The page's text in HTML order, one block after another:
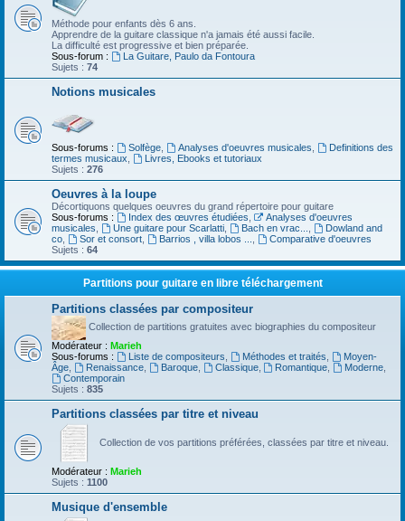
Méthode pour enfants dès 6 ans.
Apprendre de la guitare classique n'a jamais été aussi facile.
La difficulté est progressive et bien préparée.
Sous-forum :
La Guitare, Paulo da Fontoura
Sujets : 74
Notions musicales
Sous-forums : Solfège, Analyses d'oeuvres musicales
Definitions des
termes musicaux
Livres, Ebooks et tutoriaux
Sujets : 276
Oeuvres à la loupe
Décortiquons quelques oeuvres du grand répertoire pour guitare
Sous-forums :
Index des œuvres étudiées
Analyses d'oeuvres
musicales
Une guitare pour Scarlatti, Bach en vrac...
Dowland and
co
Sor et consort, Barrios , villa lobos ...
Comparative d'oeuvres
Sujets : 64
Partitions pour guitare en libre téléchargement
Partitions classées par compositeur
Collection de partitions gratuites avec biographies du compositeur
Modérateur : Marieh
Sous-forums :
Liste de compositeurs Méthodes et traités
Moyen-
Âge
Renaissance, Baroque, Classique, Romantique Moderne
Contemporain
Sujets : 835
Partitions classées par titre et niveau
Collection de vos partitions préférées, classées par titre et niveau.
Modérateur : Marieh
Sujets : 1100
Musique d'ensemble